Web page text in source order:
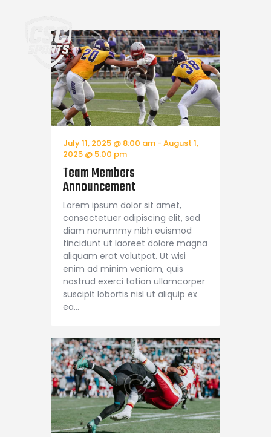
Home
July 11, 2025 @ 8:00 am - August 1,
2025 @ 5:00 pm
Team Members
Announcement
Lorem ipsum dolor sit amet,
consectetuer adipiscing elit, sed
diam nonummy nibh euismod
tincidunt ut laoreet dolore magna
aliquam erat volutpat. Ut wisi
enim ad minim veniam, quis
nostrud exerci tation ullamcorper
suscipit lobortis nisl ut aliquip ex
ea…